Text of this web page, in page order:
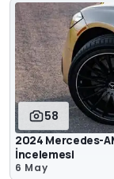
58
2024 Mercedes-
İncelemesi
6 May